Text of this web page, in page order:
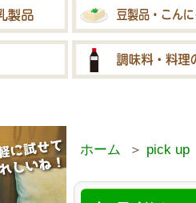
ホーム ＞ pick up